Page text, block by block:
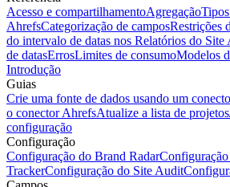
Acesso e compartilhamentoAgregação
AhrefsCategorização de camposRestrições
do intervalo de datas nos Relatórios do Site
de datasErrosLimites de consumoModelos
Introdução
Guias
Crie uma fonte de dados usando um
o conector AhrefsAtualize a lista de
configuração
Configuração
Configuração do Brand Radar
TrackerConfiguração do Site Audit